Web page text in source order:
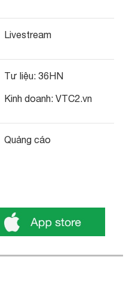
Livestream
Tư liệu: 36HN
Kinh doanh: VTC2.vn
Quảng cáo